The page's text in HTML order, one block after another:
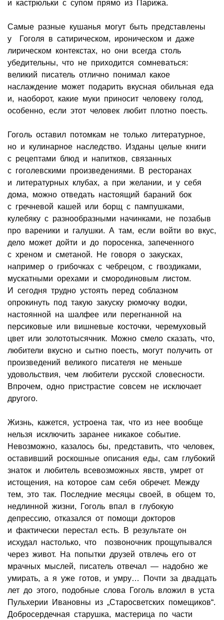
и кастрюльки с супом прямо из Парижа.
Самые разные кушанья могут быть представлены
у Гоголя в сатирическом, ироническом и даже
лирическом контекстах, но они всегда столь
убедительны, что не приходится сомневаться:
великий писатель отлично понимал какое
наслаждение может подарить вкусная обильная еда
и, наоборот, какие муки приносит человеку голод,
особенно, если этот человек любит плотно поесть.
Гоголь оставил потомкам не только литературное,
но и кулинарное наследство. Изданы целые книги
с рецептами блюд и напитков, связанных
с гоголевскими произведениями. В ресторанах
и литературных клубах, а при желании, и у себя
дома, можно отведать настоящий бараний бок
с гречневой кашей или борщ с пампушками,
кулебяку с разнообразными начинками, не позабыв
про вареники и галушки. А там, если войти во вкус,
дело может дойти и до поросенка, запеченного
с хреном и сметаной. Не говоря о закусках,
например о грибочках с чебрецом, с гвоздиками,
мускатными орехами и смородиновым листом.
И сегодня трудно устоять перед соблазном
опрокинуть под такую закуску рюмочку водки,
настоянной на шалфее или перегнанной на
персиковые или вишневые косточки, черемуховый
цвет или золототысячник. Можно смело сказать, что,
любители вкусно и сытно поесть, могут получить от
произведений великого писателя не меньше
удовольствия, чем любители русской словесности.
Впрочем, одно пристрастие совсем не исключает
другого.
Жизнь, кажется, устроена так, что из нее вообще
нельзя исключить заранее никакое событие.
Невозможно, казалось бы, представить, что человек,
оставивший роскошные описания еды, сам глубокий
знаток и любитель всевозможных явств, умрет от
истощения, на которое сам себя обречет. Между
тем, это так. Последние месяцы своей, в общем то,
недлинной жизни, Гоголь впал в глубокую
депрессию, отказался от помощи докторов
и фактически перестал есть. В результате он
исхудал настолько, что позвоночник прощупывался
через живот. На попытки друзей отвлечь его от
мрачных мыслей, писатель отвечал — надобно же
умирать, а я уже готов, и умру… Почти за двадцать
лет до этого, подобные слова Гоголь вложил в уста
Пульхерии Ивановны из „Старосветских помещиков“.
Добросердечная старушка, мастерица по части